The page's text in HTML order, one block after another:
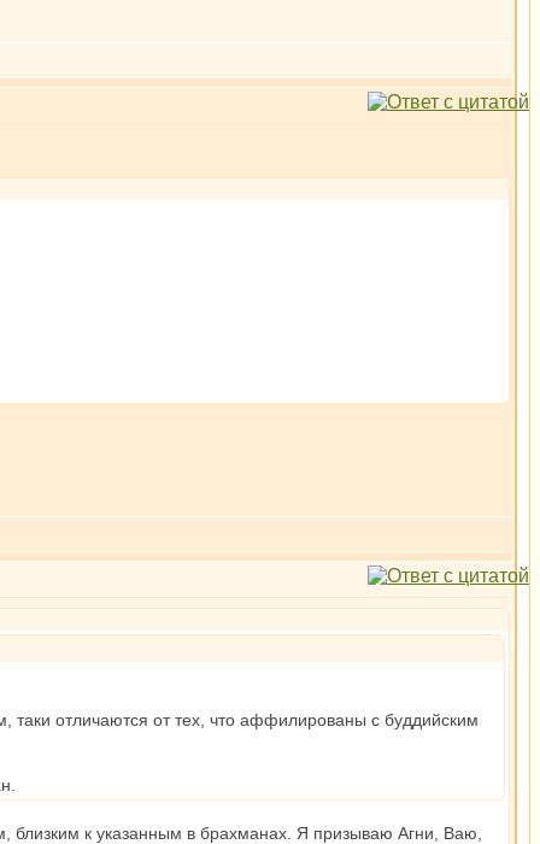
отличаются от тех, что аффилированы с буддийским
к указанным в брахманах. Я призываю Агни, Ваю,